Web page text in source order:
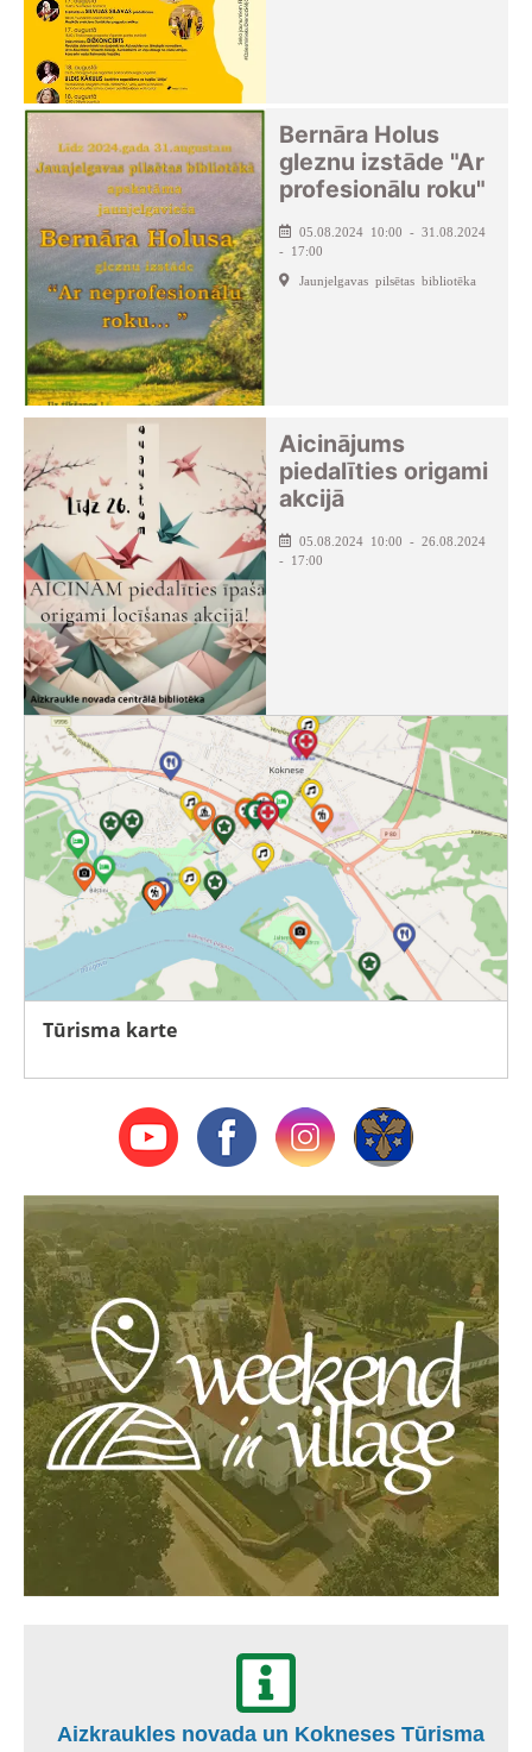
Bernāra Holus
gleznu izstāde "Ar
profesionālu roku"
05.08.2024 10:00 - 31.08.2024
- 17:00
Jaunjelgavas pilsētas bibliotēka
Aicinājums
piedalīties origami
akcijā
05.08.2024 10:00 - 26.08.2024
- 17:00
Tūrisma karte
Aizkraukles novada un Kokneses Tūrisma